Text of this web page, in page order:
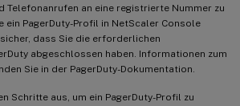
Telefonanrufen an eine registrierte Nummer zu
ein PagerDuty-Profil in NetScaler Console
dass Sie die erforderlichen
abgeschlossen haben. Informationen zum
Sie in der PagerDuty-Dokumentation.
Schritte aus, um ein PagerDuty-Profil zu